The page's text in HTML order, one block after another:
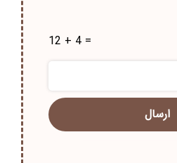
12 + 4 =